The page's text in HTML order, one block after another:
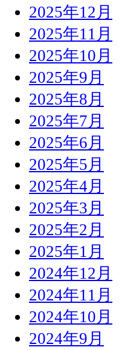
2025年12月
2025年11月
2025年10月
2025年9月
2025年8月
2025年7月
2025年6月
2025年5月
2025年4月
2025年3月
2025年2月
2025年1月
2024年12月
2024年11月
2024年10月
2024年9月